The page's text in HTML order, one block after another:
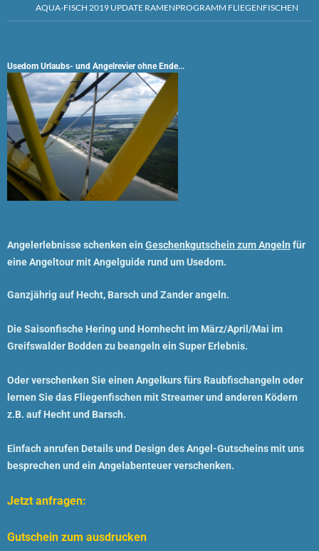
AQUA-FISCH 2019 UPDATE RAMENPROGRAMM FLIEGENFISCHEN
Usedom Urlaubs- und Angelrevier ohne Ende...
Angelerlebnisse schenken ein Geschenkgutschein zum Angeln für
eine Angeltour mit Angelguide rund um Usedom.
Ganzjährig auf Hecht, Barsch und Zander angeln.
Die Saisonfische Hering und Hornhecht im März/April/Mai im
Greifswalder Bodden zu beangeln ein Super Erlebnis.
Oder verschenken Sie einen Angelkursfürs Raubfischangeln oder
lernen Sie das Fliegenfischen mit Streamer und anderen Ködern
z.B. auf Hecht und Barsch.
Einfach anrufen Details und Design desAngel-Gutscheinsmit uns
besprechen und ein Angelabenteuer verschenken.
Jetzt anfragen:
Gutschein zum ausdrucken